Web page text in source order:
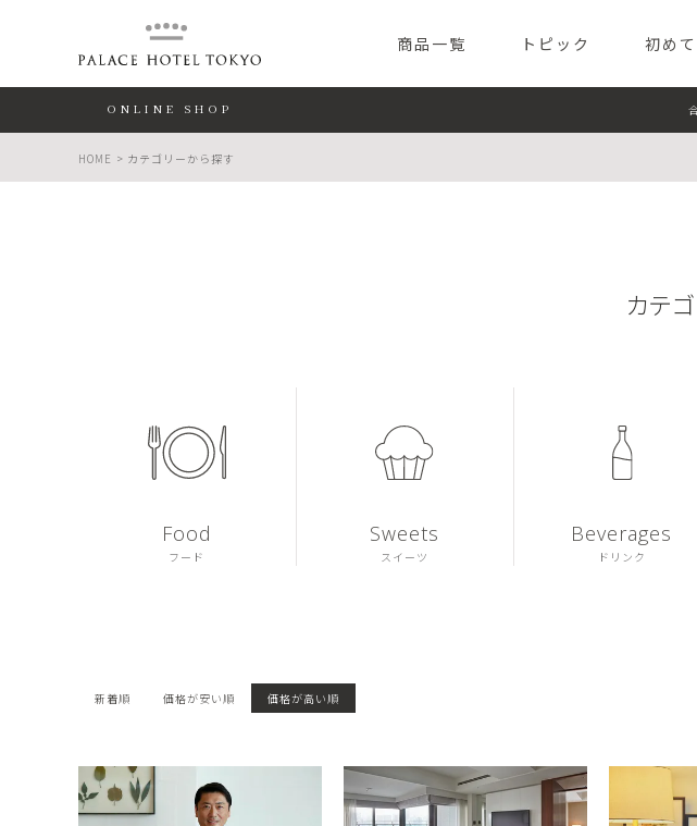
PALACE HOTEL TOKYO（パ
商品一覧 トピック 初め
ONLINE SHOP
HOME カテゴリーから探す
カテ
Food
フード
Sweets
スイーツ
Beverages
ドリンク
新着順 価格が安い順 価格が高い順